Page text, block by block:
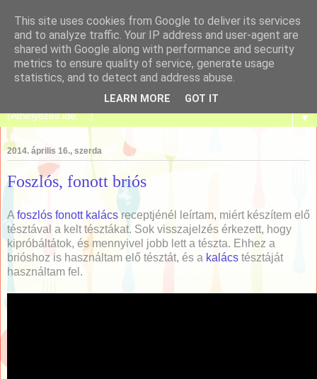
Tanulj meg sütni!
▼
2014. április 16., szerda
Foszlós, fonott briós
A foszlós fonott kalácsreceptjénél leírtam, miért készítem elő
tésztával a kelt tésztákat. Sok visszajelzés érkezett, hogy
kipróbáltátok, és mennyivel jobb lett a tészta. Ehhez a
brióshoz is használtam elő tésztát, és a kalács tésztáját
használtam fel.
This site uses cookies from Google to deliver its services
and to analyze traffic. Your IP address and user-agent are
shared with Google along with performance and security
metrics to ensure quality of service, generate usage
statistics, and to detect and address abuse.
LEARN MORE GOT IT